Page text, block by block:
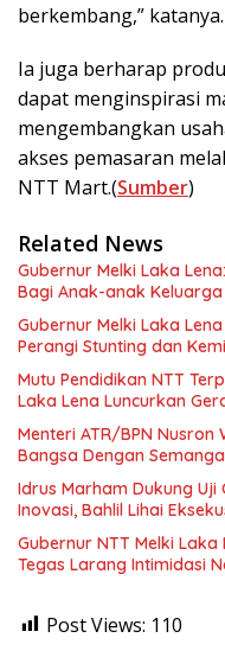
berkembang,” katanya.
Ia juga berharap
dapat menginspirasi
mengembangkan
akses pemasaran
NTT Mart.(Sumber)
Related News
Gubernur Melki Laka
Bagi Anak-anak Keluarga
Gubernur Melki Laka
Perangi Stunting dan
Mutu Pendidikan NTT
Laka Lena Luncurkan
Menteri ATR/BPN Nusron
Bangsa Dengan
Idrus Marham Dukung Uji
Inovasi, Bahlil Lihai
Gubernur NTT Melki
Tegas Larang Intimidasi
Post Views: 110